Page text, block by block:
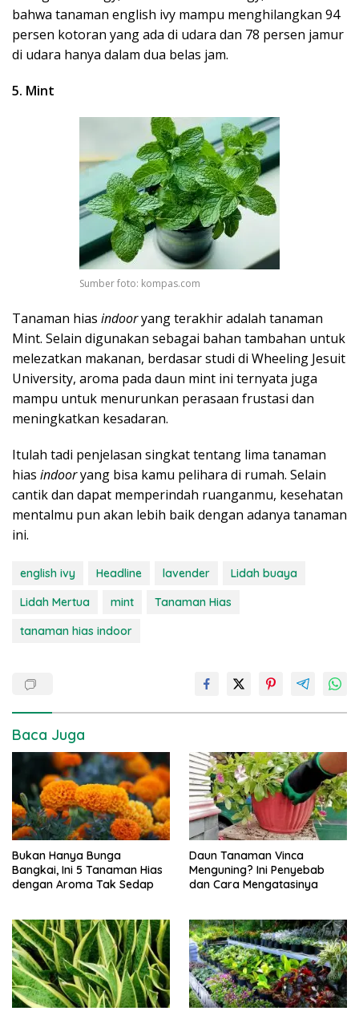
bahwa tanaman english ivy mampu menghilangkan 94
persen kotoran yang ada di udara dan 78 persen jamur
di udara hanya dalam dua belas jam.
5. Mint
Sumber foto: kompas.com
Tanaman hias indooryang terakhir adalah tanaman
Mint. Selain digunakan sebagai bahan tambahan untuk
melezatkan makanan, berdasar studi di Wheeling Jesuit
University, aroma pada daun mint ini ternyata juga
mampu untuk menurunkan perasaan frustasi dan
meningkatkan kesadaran.
Itulah tadi penjelasan singkat tentang lima tanaman
hias indooryang bisa kamu pelihara di rumah. Selain
cantik dan dapat memperindah ruanganmu, kesehatan
mentalmu pun akan lebih baik dengan adanya tanaman
ini.
english ivy Headline lavender
Lidah buaya
Lidah Mertua
mint
Tanaman Hias
tanaman hias indoor
Baca Juga
Bukan Hanya Bunga
Bangkai, Ini 5 Tanaman Hias
dengan Aroma Tak Sedap
Daun Tanaman Vinca
Menguning? Ini Penyebab
dan Cara Mengatasinya